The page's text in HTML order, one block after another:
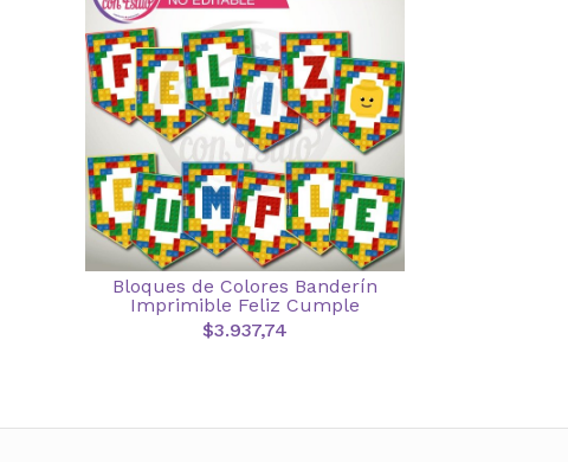
Bloques de Colores Banderín
Imprimible Feliz Cumple
$3.937,74